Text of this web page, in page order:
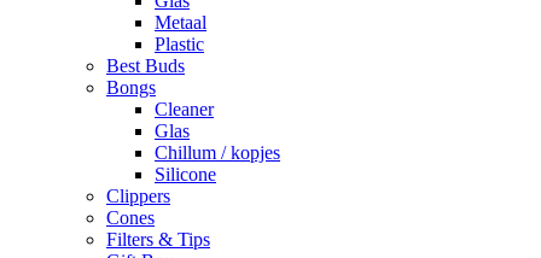
Metaal
Plastic
Best Buds
Bongs
Cleaner
Glas
Chillum / kopjes
Silicone
Clippers
Cones
Filters & Tips